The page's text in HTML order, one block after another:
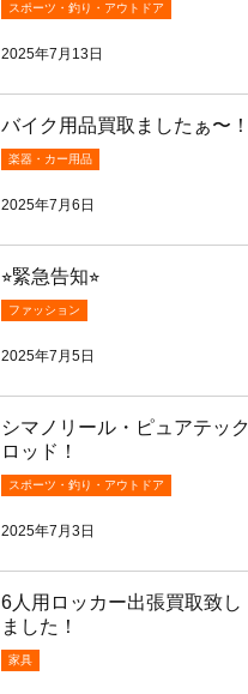
スポーツ・釣り・アウトドア
2025年7月13日
バイク用品買取ましたぁ〜！
楽器・カー用品
2025年7月6日
⭐︎緊急告知⭐︎
ファッション
2025年7月5日
シマノリール・ピュアテック
ロッド！
スポーツ・釣り・アウトドア
2025年7月3日
6人用ロッカー出張買取致し
ました！
家具